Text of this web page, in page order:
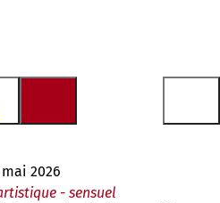
2026
- sensuel